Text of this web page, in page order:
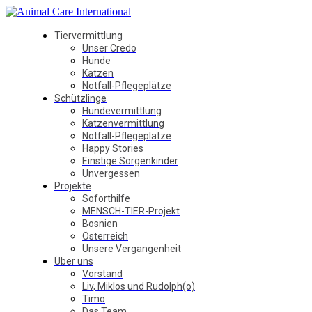
Tiervermittlung
Unser Credo
Hunde
Katzen
Notfall-Pflegeplätze
Schützlinge
Hundevermittlung
Katzenvermittlung
Notfall-Pflegeplätze
Happy Stories
Einstige Sorgenkinder
Unvergessen
Projekte
Soforthilfe
MENSCH-TIER-Projekt
Bosnien
Österreich
Unsere Vergangenheit
Über uns
Vorstand
Liv, Miklos und Rudolph(o)
Timo